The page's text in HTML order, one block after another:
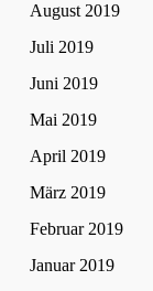
August 2019
Juli 2019
Juni 2019
Mai 2019
April 2019
März 2019
Februar 2019
Januar 2019